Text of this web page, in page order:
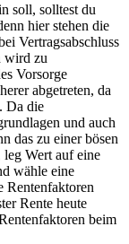
soll, solltest du
hier stehen die
Vertragsabschluss
wird zu
Vorsorge
abgetreten, da
Da die
und auch
das zu einer bösen
Wert auf eine
wähle eine
Rentenfaktoren
Rente heute
beim